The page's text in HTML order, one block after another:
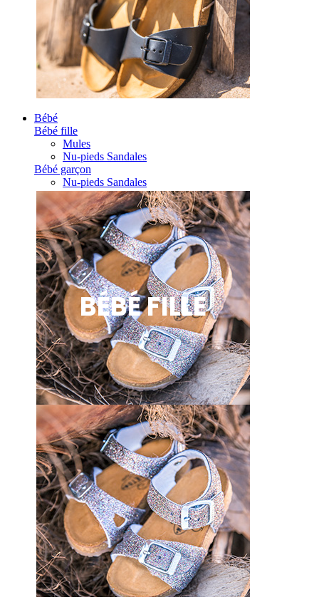
Bébé
Bébé fille
Mules
Nu-pieds Sandales
Bébé garçon
Nu-pieds Sandales
BÉBÉ FILLE